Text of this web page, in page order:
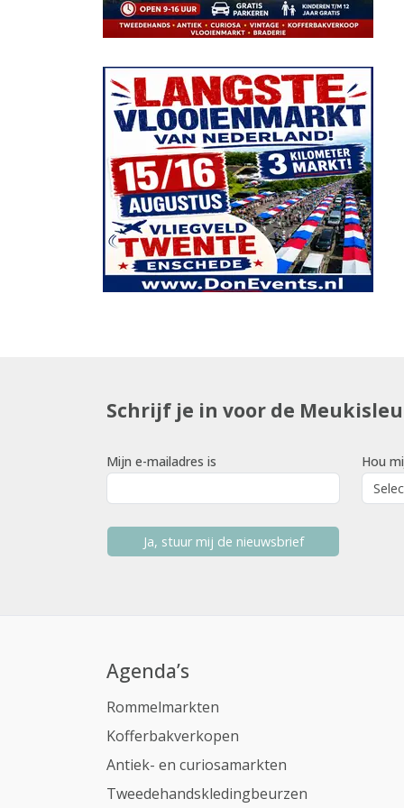
Schrijf je in voor de
Mijn e-mailadres is Hou
Ja, stuur mij de nieuwsbrief
Agenda’s
Rommelmarkten
Kofferbakverkopen
Antiek- en curiosamarkten
Tweedehandskledingbeurzen